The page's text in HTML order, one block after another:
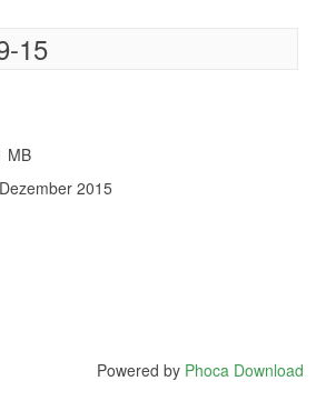
15
MB
2015
Powered by Phoca Download